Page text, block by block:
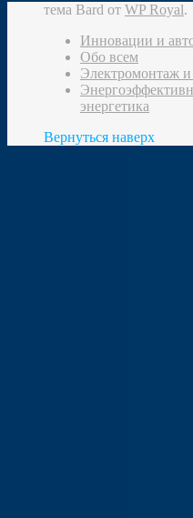
тема Bard от WP Royal.
Инновации и
Обо всем
Электромонтаж и
энергетика
Вернуться наверх